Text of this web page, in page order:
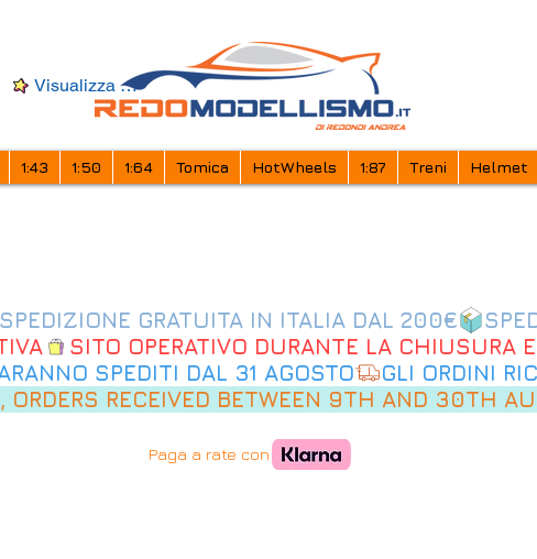
Visualizza punti
1:43 1:50 1:64 Tomica HotWheels 1:87 Treni Helmet
SPEDITI DAL 31 AGOSTO
ORDERS RECEIVED BETWEEN 9TH AND 30TH
Paga a rate con